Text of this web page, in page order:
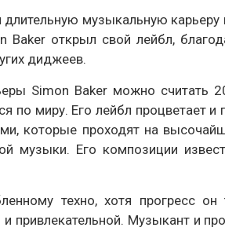
музыкальную карьеру
открыл свой лейбл,
диджеев.
Simon Baker можно считать
по миру. Его лейбл процветает и
которые проходят на
музыки. Его композиции
техно, хотя прогресс он
привлекательной. Музыкант и